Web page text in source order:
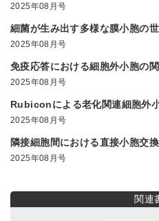
2025年08月号
細菌が生み出す多様な膜小胞の
2025年08月号
免疫応答における細胞外小胞の
2025年08月号
Rubiconによる老化関連細胞外
2025年08月号
隣接細胞間における直接小胞交
2025年08月号
関連